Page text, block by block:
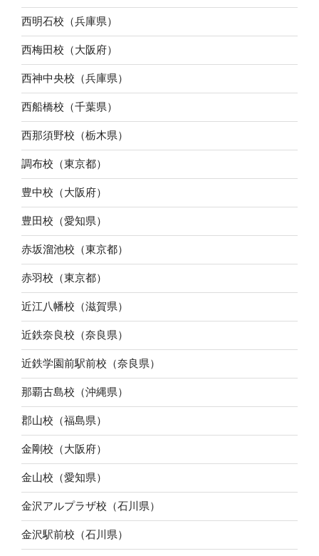
西明石校（兵庫県）
西梅田校（大阪府）
西神中央校（兵庫県）
西船橋校（千葉県）
西那須野校（栃木県）
調布校（東京都）
豊中校（大阪府）
豊田校（愛知県）
赤坂溜池校（東京都）
赤羽校（東京都）
近江八幡校（滋賀県）
近鉄奈良校（奈良県）
近鉄学園前駅前校（奈良県）
那覇古島校（沖縄県）
郡山校（福島県）
金剛校（大阪府）
金山校（愛知県）
金沢アルプラザ校（石川県）
金沢駅前校（石川県）